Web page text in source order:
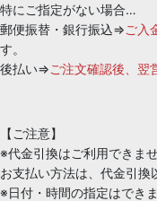
特にご指定がない場合…
郵便振替・銀行振込⇒ご入
す。
後払い⇒ご注文確認後、翌
【ご注意】
※代金引換はご利用できま
お支払い方法は、代金引換
※日付・時間の指定はでき